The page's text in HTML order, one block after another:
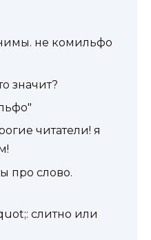
не комильфо
значит?
читатели! я
про слово.
слитно или